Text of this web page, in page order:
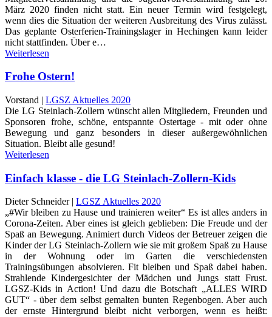
März 2020 finden nicht statt. Ein neuer Termin wird festgelegt,
wenn dies die Situation der weiteren Ausbreitung des Virus zulässt.
Das geplante Osterferien-Trainingslager in Hechingen kann leider
nicht stattfinden. Über e…
Weiterlesen
Frohe Ostern!
Vorstand | LGSZ Aktuelles 2020
Die LG Steinlach-Zollern wünscht allen Mitgliedern, Freunden und
Sponsoren frohe, schöne, entspannte Ostertage - mit oder ohne
Bewegung und ganz besonders in dieser außergewöhnlichen
Situation. Bleibt alle gesund!
Weiterlesen
Einfach klasse - die LG Steinlach-Zollern-Kids
Dieter Schneider | LGSZ Aktuelles 2020
„#Wir bleiben zu Hause und trainieren weiter“ Es ist alles anders in
Corona-Zeiten. Aber eines ist gleich geblieben: Die Freude und der
Spaß an Bewegung. Animiert durch Videos der Betreuer zeigen die
Kinder der LG Steinlach-Zollern wie sie mit großem Spaß zu Hause
in der Wohnung oder im Garten die verschiedensten
Trainingsübungen absolvieren. Fit bleiben und Spaß dabei haben.
Strahlende Kindergesichter der Mädchen und Jungs statt Frust.
LGSZ-Kids in Action! Und dazu die Botschaft „ALLES WIRD
GUT“ - über dem selbst gemalten bunten Regenbogen. Aber auch
der ernste Hintergrund bleibt nicht verborgen, wenn es heißt: